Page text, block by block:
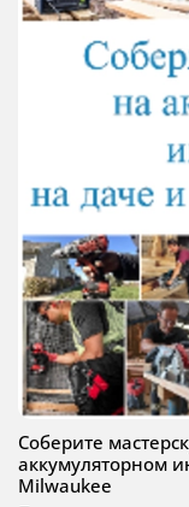
Соберите
аккумуляторном
Milwaukee